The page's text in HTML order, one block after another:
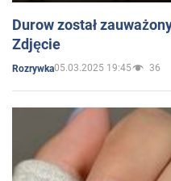
Durow został
Zdjęcie
Rozrywka05.03.2025 19:45 36